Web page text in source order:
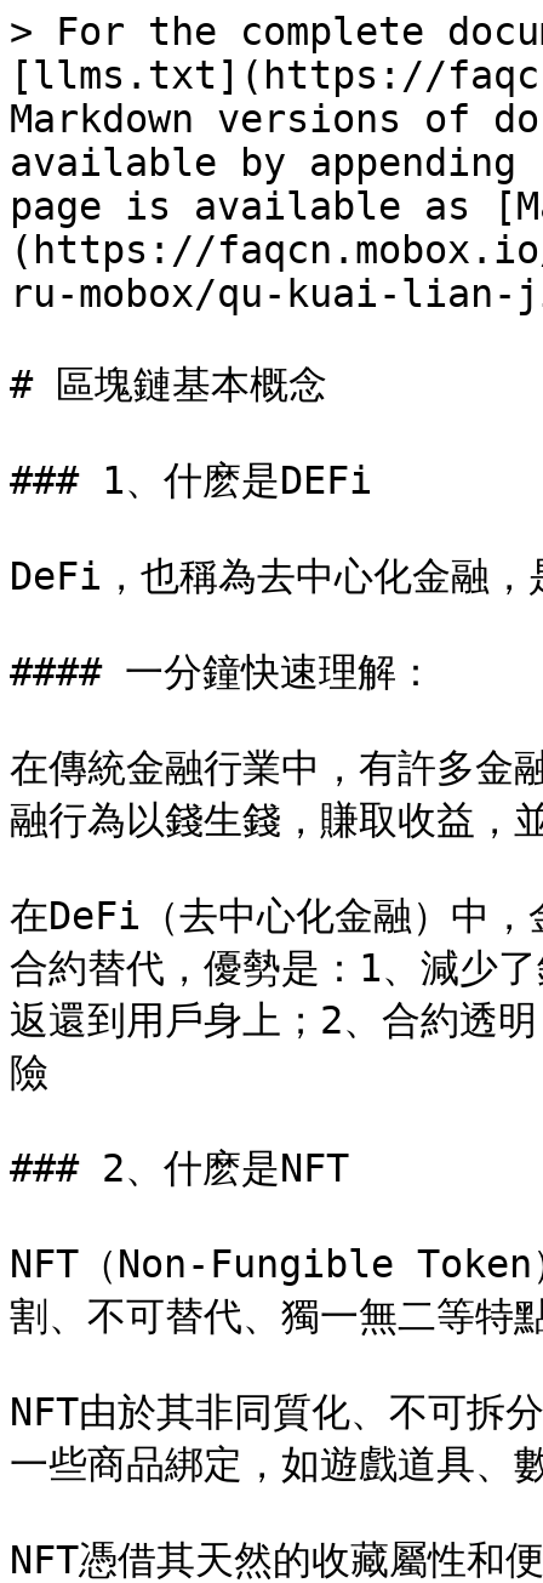
> For the complete
[llms.txt](https://
Markdown versions of
available by
page is available as
(https://
ru-mobox/qu-kuai-
# 區塊鏈基本概念
### 1、什麽是DEFi
DeFi，也稱為去中心化金融
#### 一分鐘快速理解：
在傳統金融行業中，有許多金
融行為以錢生錢，賺取收益，
在DeFi（去中心化金融）中
合約替代，優勢是：1、減少
返還到用戶身上；2、合約透
險
### 2、什麽是NFT
NFT（Non-Fungible Token
割、不可替代、獨一無二等特
NFT由於其非同質化、不可拆
一些商品綁定，如遊戲道具、
NFT憑借其天然的收藏屬性和